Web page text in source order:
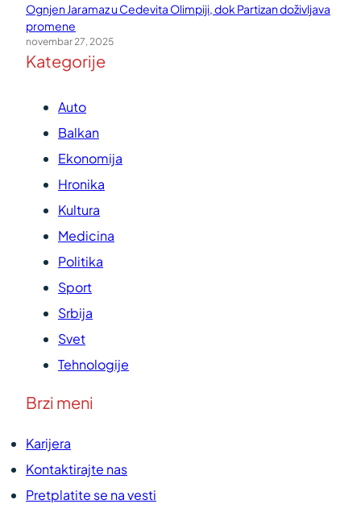
Ognjen Jaramaz u Cedevita Olimpiji, dok Partizan doživljava
promene
novembar 27, 2025
Kategorije
Auto
Balkan
Ekonomija
Hronika
Kultura
Medicina
Politika
Sport
Srbija
Svet
Tehnologije
Brzi meni
Karijera
Kontaktirajte nas
Pretplatite se na vesti